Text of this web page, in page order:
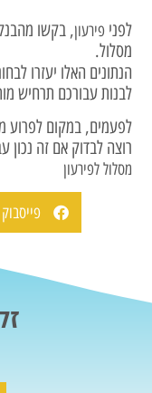
לפני פירעון, בקשו
מסלול.
הנתונים האלו יעזרו
לבנות עבורכם תרחיש
לפעמים, במקום לפרוע
רוצה לבדוק אם זה
מסלול לפירעון
פייסבוק